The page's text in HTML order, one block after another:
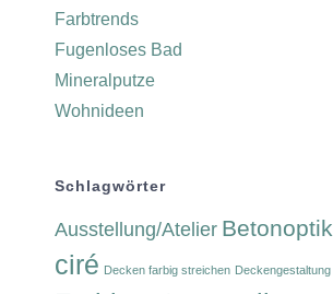
Farbtrends
Fugenloses Bad
Mineralputze
Wohnideen
Schlagwörter
Ausstellung/Atelier Betonoptik
ciré Decken farbig streichen Deckengestaltung